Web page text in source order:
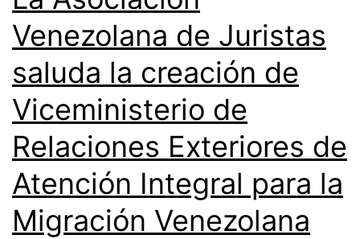
Venezolana de Juristas
saluda la creación de
Viceministerio de
Relaciones Exteriores de
Atención Integral para la
Migración Venezolana